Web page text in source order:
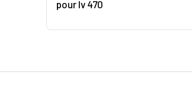
pour lv 470